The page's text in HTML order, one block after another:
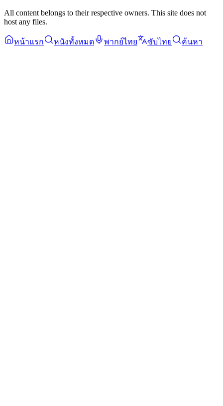
All content belongs to their respective owners. This site does not
host any files.
หน้าแรก หนังทั้งหมด พากย์ไทย ซับไทย ค้นหา